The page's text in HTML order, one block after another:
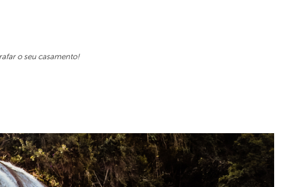
o seu casamento!